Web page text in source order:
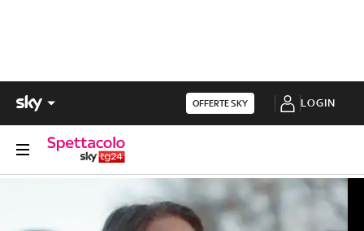
OFFERTE SKY LOGIN